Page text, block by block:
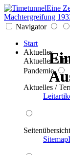
Eine
Machtergreifung
Navigator
Start
Aktuelles
Aktuelles *
Pandemie
Aktuelles /
Seitenübersicht
Sitemap